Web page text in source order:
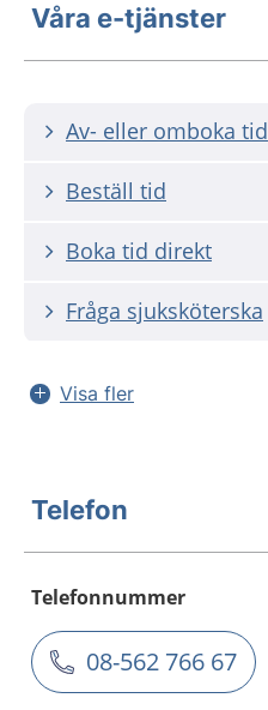
Våra e-tjänster
Av- eller omboka tid
Beställ tid
Boka tid direkt
Fråga sjuksköterska
Visa fler
Telefon
Telefonnummer
08-562 766 67